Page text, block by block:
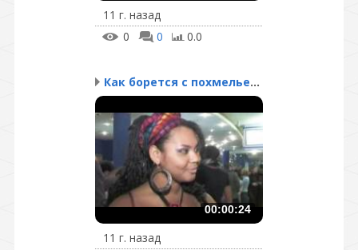
11 г. назад
0
0 0.0
Как борется с похмельем...
00:00:24
11 г. назад